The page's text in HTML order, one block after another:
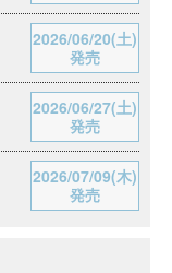
2026/06/20(土)
発売
2026/06/27(土)
発売
2026/07/09(木)
発売